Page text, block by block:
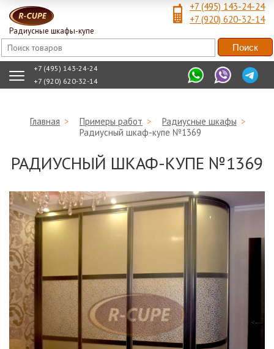
Радиусные шкафы-купе
+7 (495) 143-24-24
+7 (920) 620-32-14
+7 (495) 143-24-24
+7 (920) 620-32-14
Главная > Примеры работ > Радиусные шкафы >
Радиусный шкаф-купе №1369
РАДИУСНЫЙ ШКАФ-КУПЕ №1369